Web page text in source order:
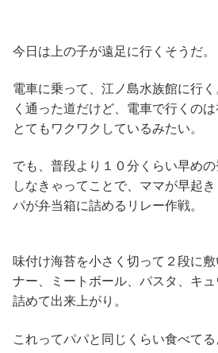
今日は上の子が遠足に行くそうだ。
電車に乗って、江ノ島水族館に行
く通った道だけど、電車で行くの
とてもワクワクしているみたい。
でも、普段より１０分くらい早め
しなきゃってことで、ママが早起
パが弁当箱に詰めるリレー作戦。
味付け海苔を小さく切って２段に
ナー、ミートボール、パスタ、キ
詰めて出来上がり。
これってパパと同じくらい食べて